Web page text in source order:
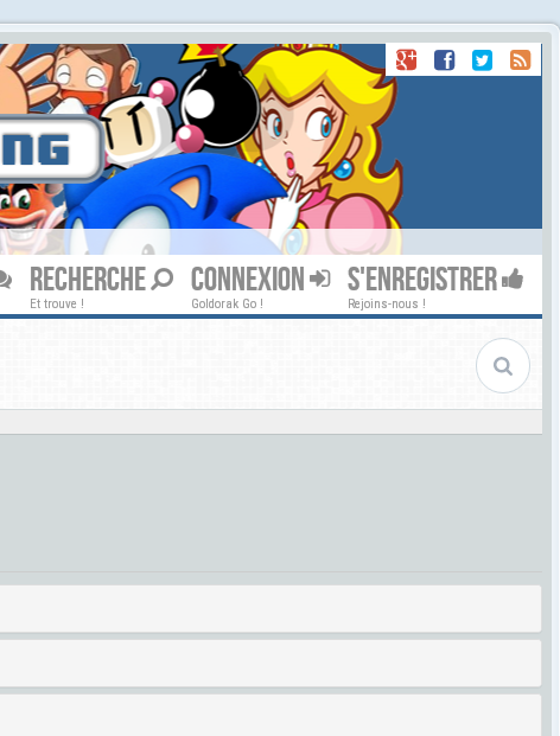
RECHERCHE
Et trouve !
CONNEXION
Goldorak Go !
S'ENREGISTRER
Rejoins-nous !